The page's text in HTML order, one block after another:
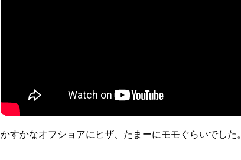
かすかなオフショアにヒザ、たまーにモモぐらいでした。